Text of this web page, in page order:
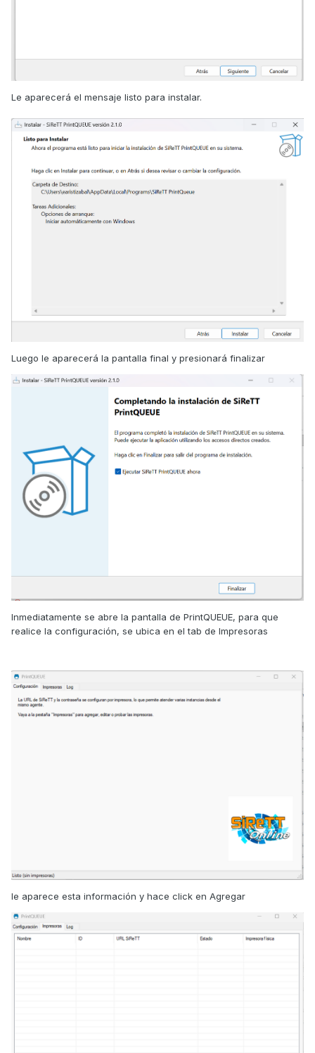
Le aparecerá el mensaje listo para instalar.
Luego le aparecerá la pantalla final y presionará finalizar
Inmediatamente se abre la pantalla de PrintQUEUE, para que
realice la configuración, se ubica en el tab de Impresoras
le aparece esta información y hace click en Agregar